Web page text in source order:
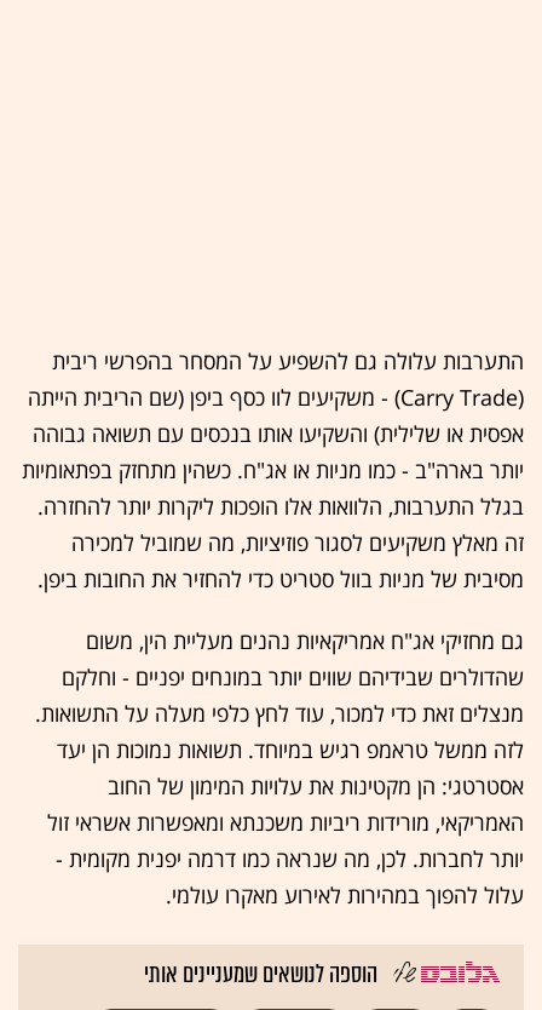
התערבות עלולה גם להשפיע על המסחר בהפרשי ריבית
(Carry Trade) - משקיעים לוו כסף ביפן (שם הריבית הייתה
אפסית או שלילית) והשקיעו אותו בנכסים עם תשואה גבוהה
יותר בארה"ב - כמו מניות או אג"ח. כשהין מתחזק בפתאומיות
בגלל התערבות, הלוואות אלו הופכות ליקרות יותר להחזרה.
זה מאלץ משקיעים לסגור פוזיציות, מה שמוביל למכירה
מסיבית של מניות בוול סטריט כדי להחזיר את החובות ביפן.
גם מחזיקי אג"ח אמריקאיות נהנים מעליית הין, משום
שהדולרים שבידיהם שווים יותר במונחים יפניים - וחלקם
מנצלים זאת כדי למכור, עוד לחץ כלפי מעלה על התשואות.
לזה ממשל טראמפ רגיש במיוחד. תשואות נמוכות הן יעד
אסטרטגי: הן מקטינות את עלויות המימון של החוב
האמריקאי, מורידות ריביות משכנתא ומאפשרות אשראי זול
יותר לחברות. לכן, מה שנראה כמו דרמה יפנית מקומית -
עלול להפוך במהירות לאירוע מאקרו עולמי.
הוספה לנושאים שמעניינים אותי